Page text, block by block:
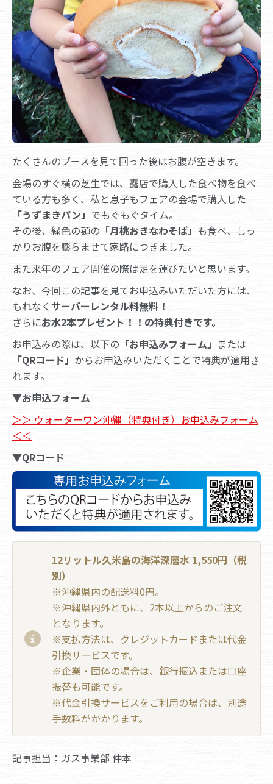
たくさんのブースを見て回った後はお腹が空きます。
会場のすぐ横の芝生では、露店で購入した食べ物を食べ
ている方も多く、私と息子もフェアの会場で購入した
「うずまきパン」 でもぐもぐタイム。
その後、緑色の麺の 「月桃おきなわそば」 も食べ、しっ
かりお腹を膨らませて家路につきました。
また来年のフェア開催の際は足を運びたいと思います。
なお、今回この記事を見てお申込みいただいた方には、
もれなくサーバーレンタル料無料！
さらにお水2本プレゼント！！の特典付きです。
お申込みの際は、以下の 「お申込みフォーム」 または
「QRコード」 からお申込みいただくことで特典が適用さ
れます。
▼お申込フォーム
＞＞ ウォーターワン沖縄（特典付き）お申込みフォーム
＜＜
▼QRコード
12リットル久米島の海洋深層水 1,550円（税
別）
※沖縄県内の配送料0円。
※沖縄県内外ともに、2本以上からのご注文
となります。
※支払方法は、クレジットカードまたは代金
引換サービスです。
※企業・団体の場合は、銀行振込または口座
振替も可能です。
※代金引換サービスをご利用の場合は、別途
手数料がかかります。
記事担当：ガス事業部 仲本